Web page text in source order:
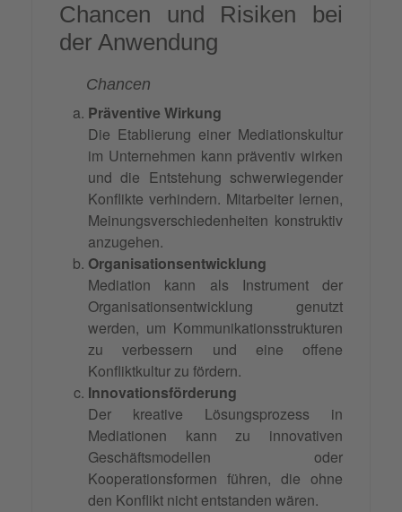
Chancen und Risiken bei
der Anwendung
Chancen
Präventive Wirkung
Die Etablierung einer Mediationskultur
im Unternehmen kann präventiv wirken
und die Entstehung schwerwiegender
Konflikte verhindern. Mitarbeiter lernen,
Meinungsverschiedenheiten konstruktiv
anzugehen.
Organisationsentwicklung
Mediation kann als Instrument der
Organisationsentwicklung genutzt
werden, um Kommunikationsstrukturen
zu verbessern und eine offene
Konfliktkultur zu fördern.
Innovationsförderung
Der kreative Lösungsprozess in
Mediationen kann zu innovativen
Geschäftsmodellen oder
Kooperationsformen führen, die ohne
den Konflikt nicht entstanden wären.